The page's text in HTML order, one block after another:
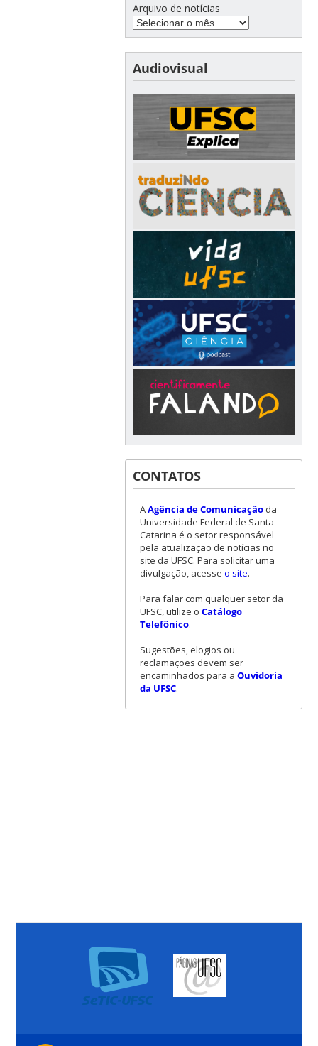
Arquivo de notícias
Audiovisual
CONTATOS
AAgência de Comunicaçãoda
Universidade Federal de Santa
Catarina é o setor responsável
pela atualização de notícias no
site da UFSC. Para solicitar uma
divulgação, acesse o site.
Para falar com qualquer setor da
UFSC, utilize o Catálogo
Telefônico.
Sugestões, elogios ou
reclamações devem ser
encaminhados para a Ouvidoria
da UFSC.